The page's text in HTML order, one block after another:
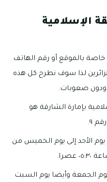
الإسلامية
بالموقع أو رقم الهاتف
لذا سوف نطرح كل هذه
ودون صعوبات.
بإمارة الشارقة هو
٩.
الأحد إلى يوم الخميس من
يوم الجمعة وأيضا يوم السبت